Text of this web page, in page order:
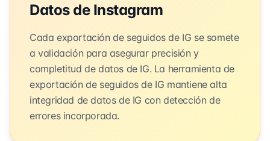
Datos de Instagram
Cada exportación de seguidos de IG se somete
a validación para asegurar precisión y
completitud de datos de IG. La herramienta de
exportación de seguidos de IG mantiene alta
integridad de datos de IG con detección de
errores incorporada.